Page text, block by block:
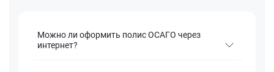
Можно ли оформить полис ОСАГО через
интернет?